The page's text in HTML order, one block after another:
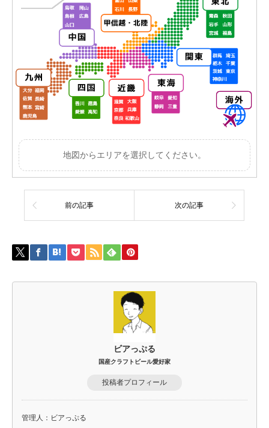
地図からエリアを選択してください。
前の記事 次の記事
ビアっぷる
国産クラフトビール愛好家
投稿者プロフィール
管理人：ビアっぷる